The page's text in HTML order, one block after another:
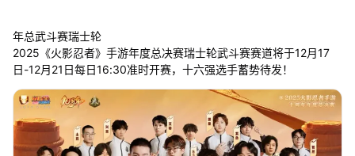
年总武斗赛瑞士轮
2025《火影忍者》手游年度总决赛瑞士轮武斗赛赛道将于12月17
日-12月21日每日16:30准时开赛，十六强选手蓄势待发！